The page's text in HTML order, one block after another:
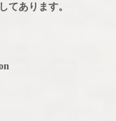
てあります。